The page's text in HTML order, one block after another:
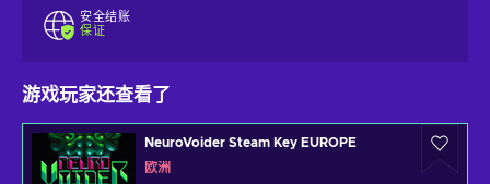
安全结账
保证
游戏玩家还查看了
NeuroVoider Steam Key EUROPE
欧洲